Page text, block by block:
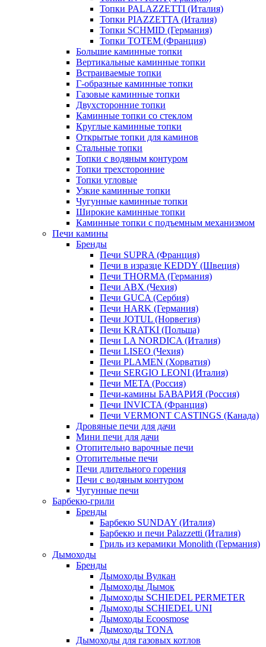
Топки PALAZZETTI (Италия)
Топки PIAZZETTA (Италия)
Топки SCHMID (Германия)
Топки TOTEM (Франция)
Большие каминные топки
Вертикальные каминные топки
Встраиваемые топки
Г-образные каминные топки
Газовые каминные топки
Двухсторонние топки
Каминные топки со стеклом
Круглые каминные топки
Открытые топки для каминов
Стальные топки
Топки с водяным контуром
Топки трехсторонние
Топки угловые
Узкие каминные топки
Чугунные каминные топки
Широкие каминные топки
Каминные топки с подъемным механизмом
Печи камины
Бренды
Печи SUPRA (Франция)
Печи в изразце KEDDY (Швеция)
Печи THORMA (Германия)
Печи ABX (Чехия)
Печи GUCA (Сербия)
Печи HARK (Германия)
Печи JOTUL (Норвегия)
Печи KRATKI (Польша)
Печи LA NORDICA (Италия)
Печи LISEO (Чехия)
Печи PLAMEN (Хорватия)
Печи SERGIO LEONI (Италия)
Печи META (Россия)
Печи-камины БАВАРИЯ (Россия)
Печи INVICTA (Франция)
Печи VERMONT CASTINGS (Канада)
Дровяные печи для дачи
Мини печи для дачи
Отопительно варочные печи
Отопительные печи
Печи длительного горения
Печи с водяным контуром
Чугунные печи
Барбекю-грили
Бренды
Барбекю SUNDAY (Италия)
Барбекю и печи Palazzetti (Италия)
Гриль из керамики Monolith (Германия)
Дымоходы
Бренды
Дымоходы Вулкан
Дымоходы Дымок
Дымоходы SCHIEDEL PERMETER
Дымоходы SCHIEDEL UNI
Дымоходы Ecoosmose
Дымоходы TONA
Дымоходы для газовых котлов